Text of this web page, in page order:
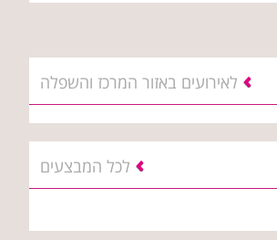
לאירועים באזור המרכז והשפלה
לכל המבצעים